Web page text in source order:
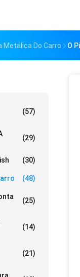
Metálica Do Carro O
(57)
(29)
(30)
(48)
(25)
(14)
(21)